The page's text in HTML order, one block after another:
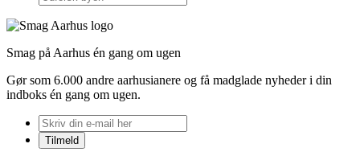
Smag på Aarhus én gang om ugen
Gør som 6.000 andre aarhusianere og få madglade nyheder i din
indboks én gang om ugen.